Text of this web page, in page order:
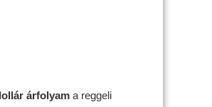
árfolyam a reggeli